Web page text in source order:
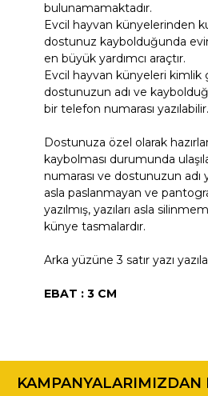
bulunamamaktadır.
Evcil hayvan künyelerinden
dostunuz kaybolduğunda
en büyük yardımcı araçtır.
Evcil hayvan künyeleri kimlik
dostunuzun adı ve
bir telefon numarası yazılabilir.
Dostunuza özel olarak
kaybolması durumunda
numarası ve dostunuzun adı
asla paslanmayan ve
yazılmış, yazıları asla
künye tasmalardır.
Arka yüzüne 3 satır yazı
EBAT : 3 CM
konularda yetersiz gördüğünüz
Görüş ve önerileriniz için teşekkür
KAMPANYALARIMIZDAN